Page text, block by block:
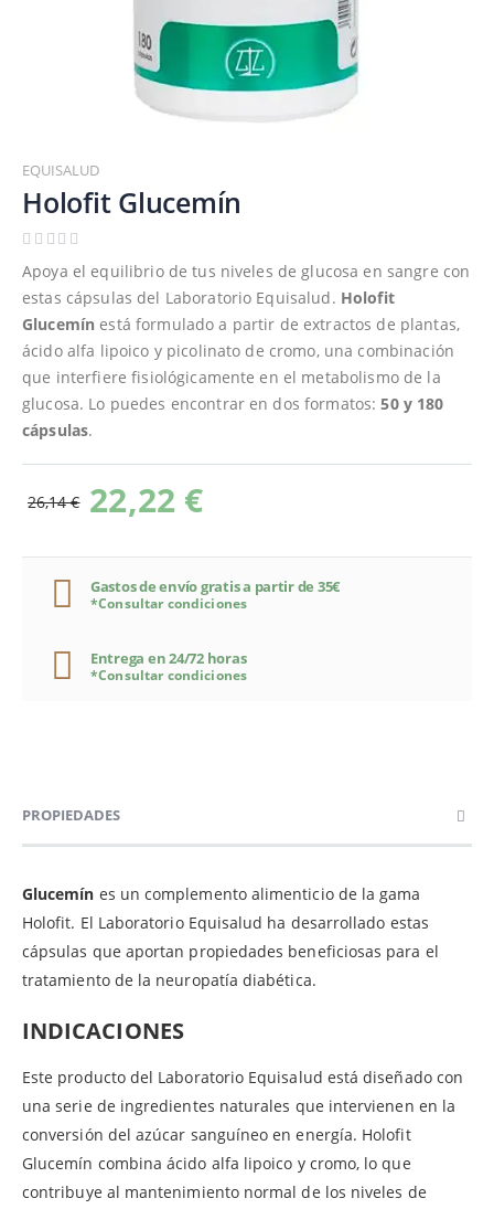
al
comienzo
de
la
galería
de
imágenes
EQUISALUD
Holofit Glucemín
Apoya el equilibrio de tus niveles de glucosa en sangre con
estas cápsulas del Laboratorio Equisalud. Holofit
Glucemín está formulado a partir de extractos de plantas,
ácido alfa lipoico y picolinato de cromo, una combinación
que interfiere fisiológicamente en el metabolismo de la
glucosa. Lo puedes encontrar en dos formatos:50 y 180
cápsulas.
22,22 €
26,14 €
Gastos de envío gratis a partir de 35€
*Consultar condiciones
Entrega en 24/72 horas
*Consultar condiciones
PROPIEDADES
Glucemín es un complemento alimenticio de la gama
Holofit. El Laboratorio Equisalud ha desarrollado estas
cápsulas que aportan propiedades beneficiosas para el
tratamiento de la neuropatía diabética.
INDICACIONES
Este producto del Laboratorio Equisalud está diseñado con
una serie de ingredientes naturales que intervienen en la
conversión del azúcar sanguíneo en energía. Holofit
Glucemín combina ácido alfa lipoico y cromo, lo que
contribuye al mantenimiento normal de los niveles de